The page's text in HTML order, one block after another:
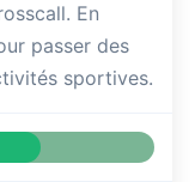
En
passer des
sportives.